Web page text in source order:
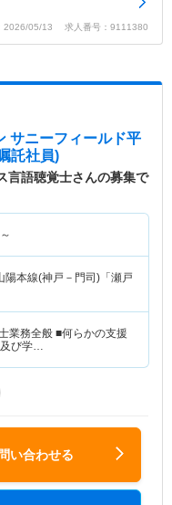
2026/05/13 求人番号：9111380
サニーフィールド平
託社員)
言語聴覚士さんの募集で
陽本線(神戸－門司)「瀬戸
業務全般 ■何らかの支援
及び学…
い合わせる